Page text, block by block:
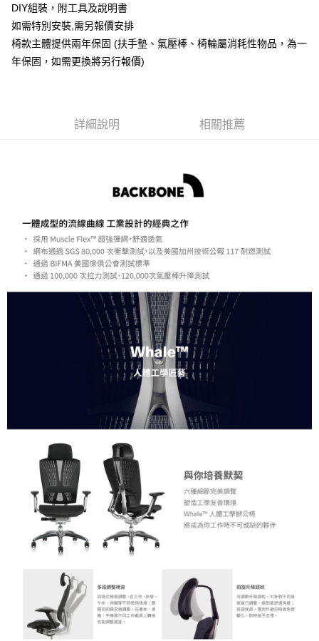
AFTEE先享後付
相關說明
AFTEE先享後付是「在收到商品之後才付款」的支付方式。 讓您購物簡單
３．安心：先確認商品／服務後，再付款。
２．訂單成立數日內，您將收到繳費通知簡訊。
３．收到繳費通知簡訊後14天內，點擊此簡訊中的連結，可透過四大超商／
※ 請注意：結帳手續完成當下不需立刻繳費，但若您需要取消訂單，請聯絡
購買商品的店家。未經商家同意取消之訂單仍視為有效，需透過AFTEE先享
後付繳納相關費用。
※ 交易是否成功請以「AFTEE先享後付 」之結帳頁面顯示為準，若有關於
是否繳費成功／繳費後需取消欲退款等相關疑問，請聯繫「AFTEE先享後付
１．透過由恩沛科技股份有限公司提供之「AFTEE先享後付」服務完成之交
易，需依本服務之必要範圍內提供個人資料，並將交易相關給付款項請求債
權轉讓予恩沛科技股份有限公司。
２．關於個人資料處理事宜，請瀏覽以下網址：
https://aftee.tw/terms/#terms3
３．未成年的使用者請事先徵得法定代理人或監護人之同意方可使用
「AFTEE先享後付」，若未經同意申辦者引起之損失，本公司不負相關責
４．使用「AFTEE先享後付」時，將依據個別帳號之用戶狀況，依本公司即
請求用戶進行身份認證。
５．嚴禁一人註冊多個帳號或使用他人資訊註冊。若發現惡意使用之情形，
恩沛科技股份有限公司將有權停止該用戶之使用額度並採取法律行動。
ATM付款
DIY組裝，附工具及說明書
如需特別安裝,需另報價安排
椅款主體提供兩年保固 (扶手墊、氣壓棒、椅輪屬消耗性物品，為一
年保固，如需更換將另行報價)
詳細說明 相關推薦